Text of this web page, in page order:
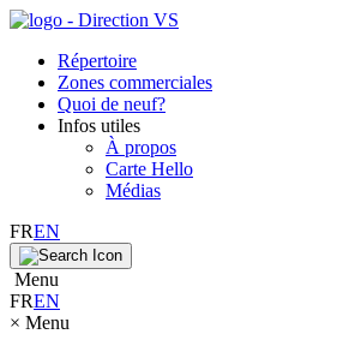
Répertoire
Zones commerciales
Quoi de neuf?
Infos utiles
À propos
Carte Hello
Médias
FREN
Menu
FREN
× Menu